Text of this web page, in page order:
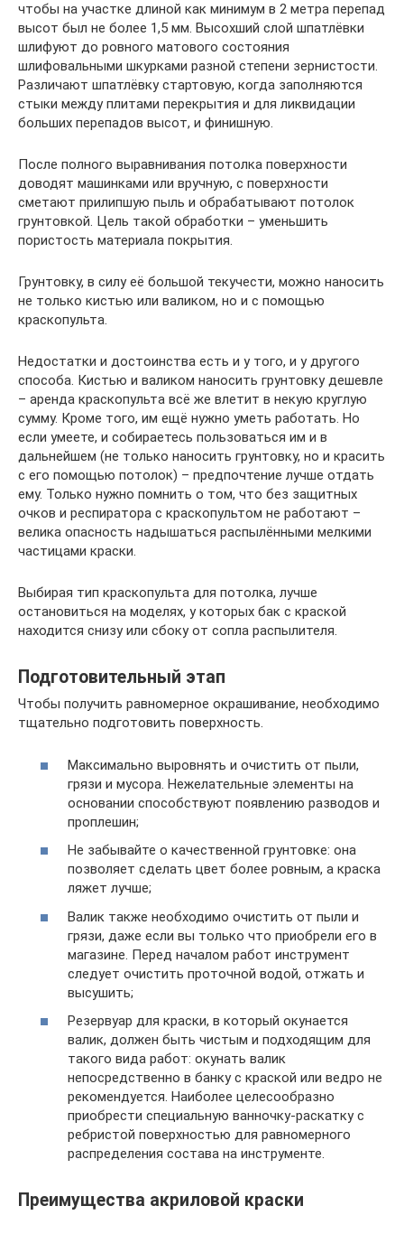
чтобы на участке длиной как минимум в 2 метра перепад
высот был не более 1,5 мм. Высохший слой шпатлёвки
шлифуют до ровного матового состояния
шлифовальными шкурками разной степени зернистости.
Различают шпатлёвку стартовую, когда заполняются
стыки между плитами перекрытия и для ликвидации
больших перепадов высот, и финишную.
После полного выравнивания потолка поверхности
доводят машинками или вручную, с поверхности
сметают прилипшую пыль и обрабатывают потолок
грунтовкой. Цель такой обработки – уменьшить
пористость материала покрытия.
Грунтовку, в силу её большой текучести, можно наносить
не только кистью или валиком, но и с помощью
краскопульта.
Недостатки и достоинства есть и у того, и у другого
способа. Кистью и валиком наносить грунтовку дешевле
– аренда краскопульта всё же влетит в некую круглую
сумму. Кроме того, им ещё нужно уметь работать. Но
если умеете, и собираетесь пользоваться им и в
дальнейшем (не только наносить грунтовку, но и красить
с его помощью потолок) – предпочтение лучше отдать
ему. Только нужно помнить о том, что без защитных
очков и респиратора с краскопультом не работают –
велика опасность надышаться распылёнными мелкими
частицами краски.
Выбирая тип краскопульта для потолка, лучше
остановиться на моделях, у которых бак с краской
находится снизу или сбоку от сопла распылителя.
Подготовительный этап
Чтобы получить равномерное окрашивание, необходимо
тщательно подготовить поверхность.
Максимально выровнять и очистить от пыли,
грязи и мусора. Нежелательные элементы на
основании способствуют появлению разводов и
проплешин;
Не забывайте о качественной грунтовке: она
позволяет сделать цвет более ровным, а краска
ляжет лучше;
Валик также необходимо очистить от пыли и
грязи, даже если вы только что приобрели его в
магазине. Перед началом работ инструмент
следует очистить проточной водой, отжать и
высушить;
Резервуар для краски, в который окунается
валик, должен быть чистым и подходящим для
такого вида работ: окунать валик
непосредственно в банку с краской или ведро не
рекомендуется. Наиболее целесообразно
приобрести специальную ванночку-раскатку с
ребристой поверхностью для равномерного
распределения состава на инструменте.
Преимущества акриловой краски